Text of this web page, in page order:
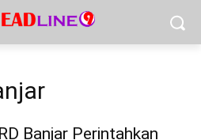
Banjar Perintahkan